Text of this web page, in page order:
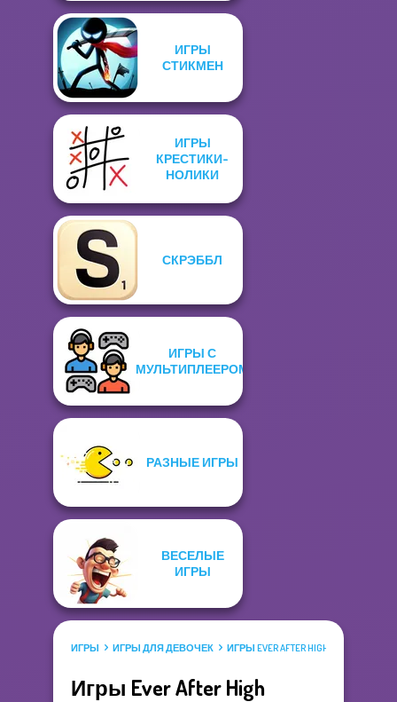
ИГРЫ
СТИКМЕН
ИГРЫ
КРЕСТИКИ-
НОЛИКИ
СКРЭББЛ
ИГРЫ С
МУЛЬТИПЛЕЕРОМ
РАЗНЫЕ ИГРЫ
ВЕСЕЛЫЕ
ИГРЫ
ИГРЫ ИГРЫ ДЛЯ ДЕВОЧЕК ИГРЫ EVER AFTER HIGH
Игры Ever After High